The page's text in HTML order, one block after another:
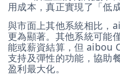
用成本，真正實現了「低
與市面上其他系統相比，
更為顯著。其他系統可能
能或薪資結算，但 aibou
支持及彈性的功能，協助
盈利最大化。